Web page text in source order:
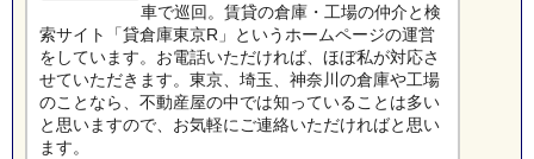
車で巡回。賃貸の倉庫・工場の仲介と検
索サイト「貸倉庫東京R」というホームページの運営
をしています。お電話いただければ、ほぼ私が対応さ
せていただきます。東京、埼玉、神奈川の倉庫や工場
のことなら、不動産屋の中では知っていることは多い
と思いますので、お気軽にご連絡いただければと思い
ます。